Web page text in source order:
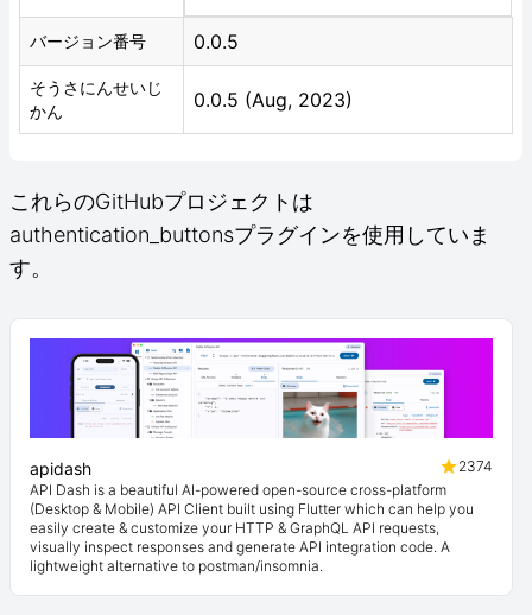
バージョン番号 0.0.5
そうさにんせいじ
かん
0.0.5 (Aug, 2023)
これらのGitHubプロジェクトは
authentication_buttonsプラグインを使用していま
す。
apidash
2374
API Dash is a beautiful AI-powered open-source cross-platform
(Desktop & Mobile) API Client built using Flutter which can help you
easily create & customize your HTTP & GraphQL API requests,
visually inspect responses and generate API integration code. A
lightweight alternative to postman/insomnia.